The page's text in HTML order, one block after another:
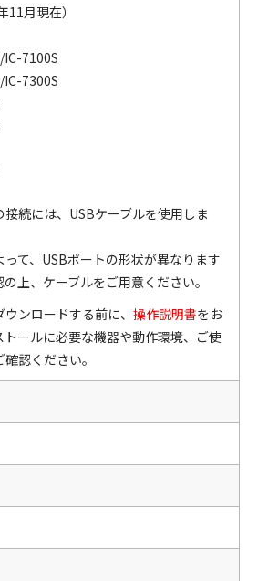
11月現在）
7100S
7300S
続には、USBケーブルを使用しま
て、USBポートの形状が異なります
上、ケーブルをご用意ください。
ンロードする前に、 操作説明書をお
ールに必要な機器や動作環境、ご使
認ください。